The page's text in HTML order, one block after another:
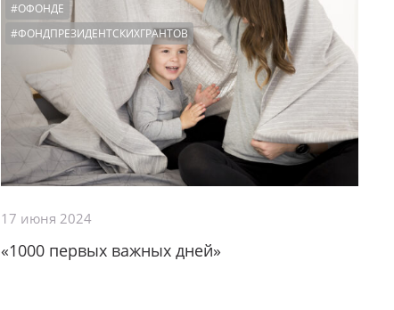
#ОФОНДЕ
#ФОНДПРЕЗИДЕНТСКИХГРАНТОВ
17 июня 2024
«1000 первых важных дней»